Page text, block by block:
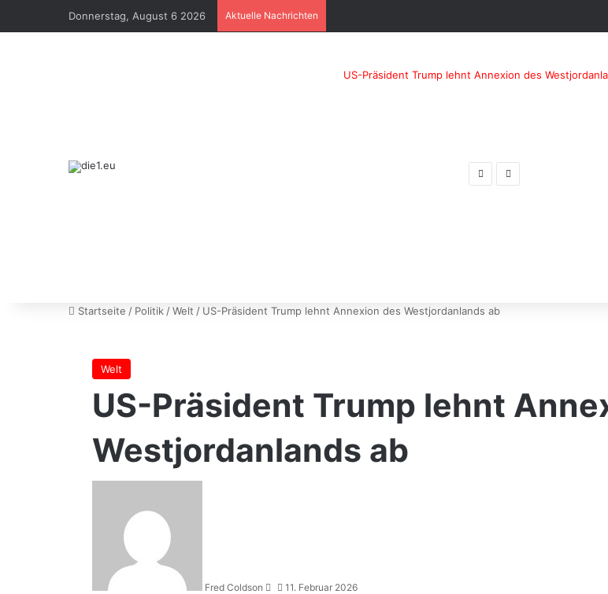
Donnerstag, August 6 2026 Aktuelle Nachrichten
US-Präsident Trump lehnt Annexion des
PreviousNext
Startseite / Politik /Welt / US-Präsident Trump lehnt Annexion des Westjordanlands ab
Welt
US-Präsident Trump lehnt
Westjordanlands ab
Fred Coldson 11. Februar 2026